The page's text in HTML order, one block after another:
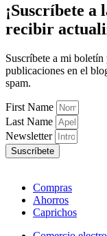
¡Suscríbete a
recibir
Suscríbete a mi
publicaciones en el
spam.
First Name
Last Name
Newsletter
Suscríbete
Compras
Ahorros
Caprichos